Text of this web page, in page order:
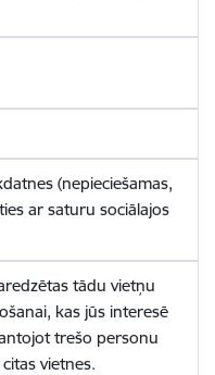
(nepieciešamas,
ar saturu sociālajos
tādu vietņu
kas jūs interesē
trešo personu
vietnes.